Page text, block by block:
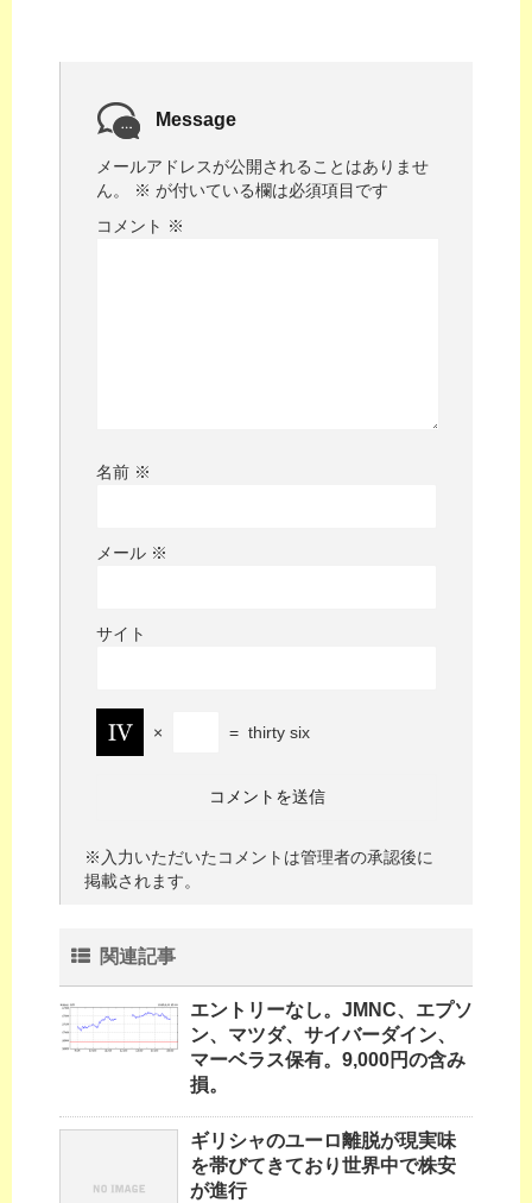
Message
メールアドレスが公開されることはありませ
ん。
※ が付いている欄は必須項目です
コメント ※
名前 ※
メール ※
サイト
× = thirty six
※入力いただいたコメントは管理者の承認後に
掲載されます。
関連記事
エントリーなし。JMNC、エプソ
ン、マツダ、サイバーダイン、
マーベラス保有。9,000円の含み
損。
ギリシャのユーロ離脱が現実味
を帯びてきており世界中で株安
が進行